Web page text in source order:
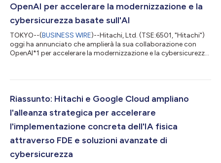
OpenAI per accelerare la modernizzazione e la
cybersicurezza basate sull'AI
TOKYO--(BUSINESS WIRE)--Hitachi, Ltd. (TSE:6501, "Hitachi")
oggi ha annunciato che amplierà la sua collaborazione con
OpenAI*1 per accelerare la modernizzazione e la cybersicurezza
traduzioni sono offerte unicamente per comodità del lettore e
giuridicamente valido....
Riassunto: Hitachi e Google Cloud ampliano
l'alleanza strategica per accelerare
l'implementazione concreta dell'IA fisica
attraverso FDE e soluzioni avanzate di
cybersicurezza